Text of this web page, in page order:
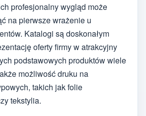
profesjonalny wygląd może
na pierwsze wrażenie u
Katalogi są doskonałym
oferty firmy w atrakcyjny
podstawowych produktów wiele
możliwość druku na
takich jak folie
tekstylia.